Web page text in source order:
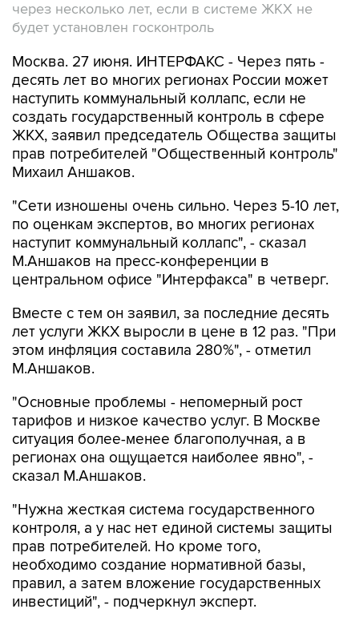
через несколько лет, если в системе ЖКХ не
будет установлен госконтроль
Москва. 27 июня. ИНТЕРФАКС - Через пять -
десять лет во многих регионах России может
наступить коммунальный коллапс, если не
создать государственный контроль в сфере
ЖКХ, заявил председатель Общества защиты
прав потребителей "Общественный контроль"
Михаил Аншаков.
"Сети изношены очень сильно. Через 5-10 лет,
по оценкам экспертов, во многих регионах
наступит коммунальный коллапс", - сказал
М.Аншаков на пресс-конференции в
центральном офисе "Интерфакса" в четверг.
Вместе с тем он заявил, за последние десять
лет услуги ЖКХ выросли в цене в 12 раз. "При
этом инфляция составила 280%", - отметил
М.Аншаков.
"Основные проблемы - непомерный рост
тарифов и низкое качество услуг. В Москве
ситуация более-менее благополучная, а в
регионах она ощущается наиболее явно", -
сказал М.Аншаков.
"Нужна жесткая система государственного
контроля, а у нас нет единой системы защиты
прав потребителей. Но кроме того,
необходимо создание нормативной базы,
правил, а затем вложение государственных
инвестиций", - подчеркнул эксперт.